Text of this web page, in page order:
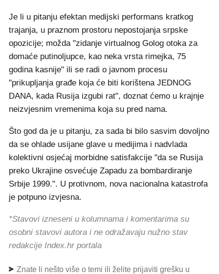
Je li u pitanju efektan medijski performans kratkog
trajanja, u praznom prostoru nepostojanja srpske
opozicije; možda "zidanje virtualnog Golog otoka za
domaće putinoljupce, kao neka vrsta rimejka, 75
godina kasnije" ili se radi o javnom procesu
"prikupljanja građe koja će biti korištena JEDNOG
DANA, kada Rusija izgubi rat", doznat ćemo u krajnje
neizvjesnim vremenima koja su pred nama.
Što god da je u pitanju, za sada bi bilo sasvim dovoljno
da se ohlade usijane glave u medijima i nadvlada
kolektivni osjećaj morbidne satisfakcije "da se Rusija
preko Ukrajine osvećuje Zapadu za bombardiranje
Srbije 1999.". U protivnom, nova nacionalna katastrofa
je potpuno izvjesna.
*Stavovi izneseni u kolumnama i komentarima su
osobni stavovi autora i ne odražavaju nužno stav
redakcije Index.hr portala
Znate li nešto više o temi ili želite prijaviti grešku u